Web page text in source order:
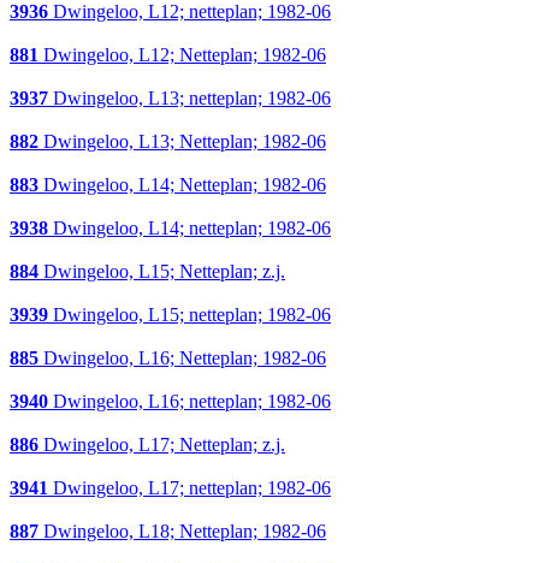
3936 Dwingeloo, L12; netteplan; 1982-06
881 Dwingeloo, L12; Netteplan; 1982-06
3937 Dwingeloo, L13; netteplan; 1982-06
882 Dwingeloo, L13; Netteplan; 1982-06
883 Dwingeloo, L14; Netteplan; 1982-06
3938 Dwingeloo, L14; netteplan; 1982-06
884 Dwingeloo, L15; Netteplan; z.j.
3939 Dwingeloo, L15; netteplan; 1982-06
885 Dwingeloo, L16; Netteplan; 1982-06
3940 Dwingeloo, L16; netteplan; 1982-06
886 Dwingeloo, L17; Netteplan; z.j.
3941 Dwingeloo, L17; netteplan; 1982-06
887 Dwingeloo, L18; Netteplan; 1982-06